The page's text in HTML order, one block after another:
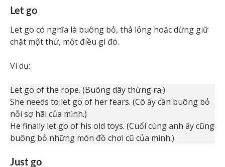
Let go
Let go có nghĩa là buông bỏ, thả lỏng hoặc dừng giữ
chặt một thứ, một điều gì đó.
Ví dụ:
Let go of the rope. (Buông dây thừng ra.)
She needs to let go of her fears. (Cô ấy cần buông bỏ
nỗi sợ hãi của mình.)
He finally let go of his old toys. (Cuối cùng anh ấy cũng
buông bỏ những món đồ chơi cũ của mình.)
Just go